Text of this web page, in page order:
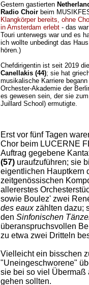
Gestern gastierten
Radio Choirbeim
Klangkörper bereits, ohne
in Amsterdam erlebt - das
Touri unterwegs war und es
ich wollte unbedingt das
hören.)
Chefdirigentin ist seit 2019
Canellakis (44); sie hat
musikalische Karriere
Orchester-Akademie der
es gewesen sein, der sie
Juillard School) ermutigte.
Erst vor fünf Tagen
Chor beim LUCERNE
Auftrag gegebene
(57)uraufzuführen; sie
eigentlichen Hauptkern
zeitgenössischen
allererstes
sowie Boulez' zwei
des eauxzählten dazu;
den Sinfonischen
überanspruchsvollen
zu etwa zwei Dritteln
Vielleicht ein bisschen
"Uneingeschworene"
sie bei so viel
gehen sollten.